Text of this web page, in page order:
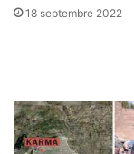
18 septembre 2022